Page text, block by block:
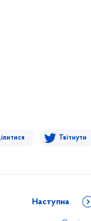
Твітнути
Наступна